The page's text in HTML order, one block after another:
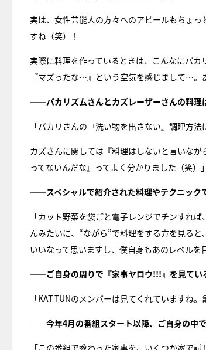
実は、女性芸能人の方々へのアピールもちょ
すね（笑）！
実際に料理を作っているときは、こんなにバ
『マズったな…』という空気を感じまして…。
――バカリズムさんとカズレーザーさんの料理
「バカリさんの『洗い物を出さない』調理方
カズさんに関しては『料理はしないと言いな
ってないんだな』ってよく分かりました（笑）」
――スペシャルで紹介された料理やテクニック
「カット野菜を袋ごと電子レンジでチンすれ
んみたいに、“ながら”で料理をする方を見る
いいなって思いますし、僕自身もあのレベルを
――ご自身の周りで『家事ヤロウ!!!』を見てい
「KAT-TUNのメンバーは見てくれていますね
――今年4月の番組スタート以降、ご自身の中
「この番組で教わった家事を、いくつか家で